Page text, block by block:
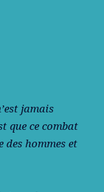
jamais
que ce combat
hommes et